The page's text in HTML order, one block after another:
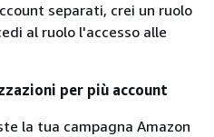
separati, crei un ruolo
al ruolo l'accesso alle
per più account
la tua campagna Amazon